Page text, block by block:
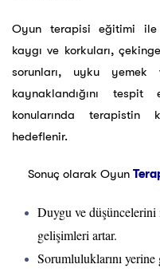
Oyun terapisi eğitimi ile
kaygı ve korkuları,
sorunları, uyku yemek
kaynaklandığını tespit
konularında terapistin
hedeflenir.
Sonuç olarak Oyun
Duygu ve
gelişimleri artar.
Sorumluluklarını